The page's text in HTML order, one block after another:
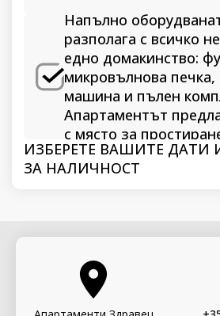
Напълно
разполага с всичко
едно домакинство:
микровълнова печка,
машина и пълен
Апартаментът
с място за
ИЗБЕРЕТЕ ВАШИТЕ ДАТИ
ЗА НАЛИЧНОСТ